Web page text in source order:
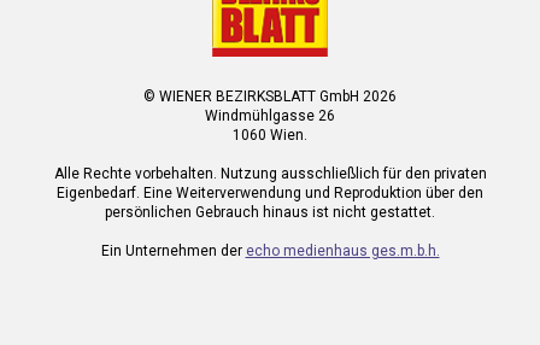
© WIENER BEZIRKSBLATT GmbH 2026
Windmühlgasse 26
1060 Wien.
Alle Rechte vorbehalten. Nutzung ausschließlich für den privaten
Eigenbedarf. Eine Weiterverwendung und Reproduktion über den
persönlichen Gebrauch hinaus ist nicht gestattet.
Ein Unternehmen der echo medienhaus ges.m.b.h.